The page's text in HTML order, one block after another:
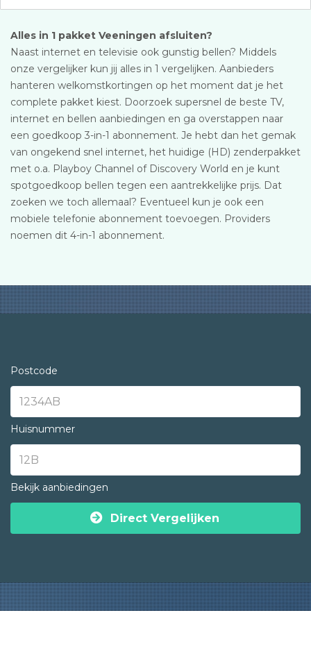
Alles in 1 pakket Veeningen afsluiten?
Naast internet en televisie ook gunstig bellen? Middels
onze vergelijker kun jij alles in 1 vergelijken. Aanbieders
hanteren welkomstkortingen op het moment dat je het
complete pakket kiest. Doorzoek supersnel de beste TV,
internet en bellen aanbiedingen en ga overstappen naar
een goedkoop 3-in-1 abonnement. Je hebt dan het gemak
van ongekend snel internet, het huidige (HD) zenderpakket
met o.a. Playboy Channel of Discovery World en je kunt
spotgoedkoop bellen tegen een aantrekkelijke prijs. Dat
zoeken we toch allemaal? Eventueel kun je ook een
mobiele telefonie abonnement toevoegen. Providers
noemen dit 4-in-1 abonnement.
Postcode
Huisnummer
Bekijk aanbiedingen
Direct Vergelijken